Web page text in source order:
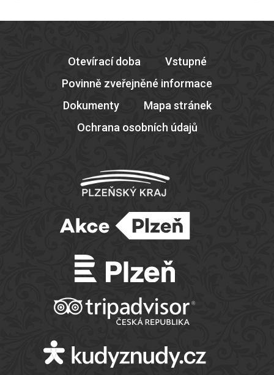
Otevírací doba
Vstupné
Povinně zveřejněné informace
Dokumenty
Mapa stránek
Ochrana osobních údajů